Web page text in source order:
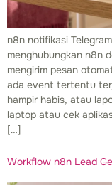
n8n notifikasi
menghubungkan n8n
mengirim pesan
ada event tertentu
hampir habis, atau
laptop atau cek
[…]
Workflow n8n Lead